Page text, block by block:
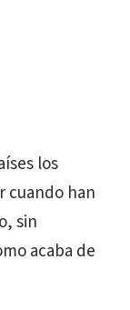
los
cuando han
sin
acaba de